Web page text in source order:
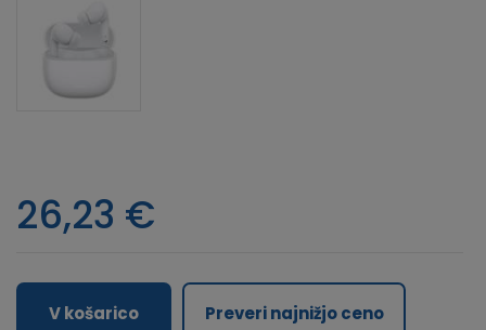
26,23 €
V košarico Preveri najnižjo ceno